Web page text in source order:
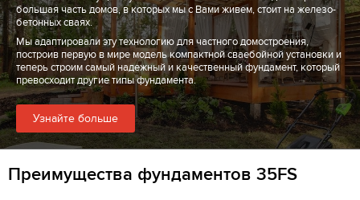
большая часть домов, в которых мы с Вами живем, стоит на железо-
бетонных сваях.
Мы адаптировали эту технологию для частного домостроения,
построив первую в мире модель компактной сваебойной установки и
теперь строим самый надежный и качественный фундамент, который
превосходит другие типы фундамента.
Узнайте больше
Преимущества фундаментов 35FS